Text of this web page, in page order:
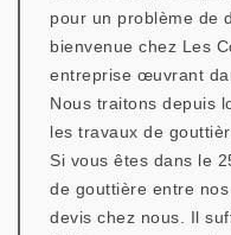
pour un problème de
bienvenue chez Les
entreprise œuvrant
Nous traitons depuis
les travaux de
Si vous êtes dans le
de gouttière entre
devis chez nous. Il